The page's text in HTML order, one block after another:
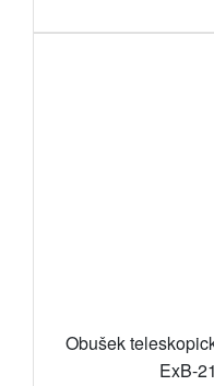
Obušek
ExB-